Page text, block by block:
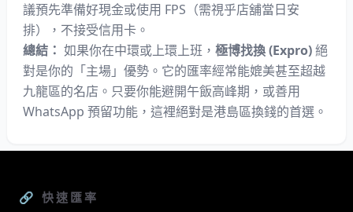
議預先準備好現金或使用 FPS（需視乎店舖當日安
排），不接受信用卡。
總結： 如果你在中環或上環上班， 極博找換 (Expro)絕
對是你的「主場」優勢。它的匯率經常能媲美甚至超越
九龍區的名店。只要你能避開午飯高峰期，或善用
WhatsApp 預留功能，這裡絕對是港島區換錢的首選。
🔗 快速匯率